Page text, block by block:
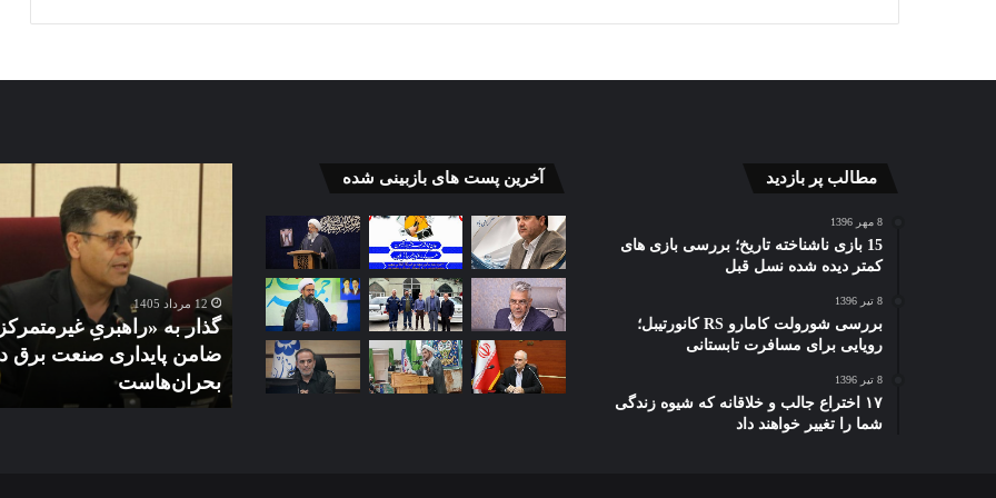
مطالب پر بازدید
8 مهر 1396
15 بازی ناشناخته تاریخ؛ بررسی بازی های
کمتر دیده شده نسل قبل
8 تیر 1396
بررسی شورولت کامارو RS کانورتیبل؛
رویایی برای مسافرت تابستانی
8 تیر 1396
۱۷ اختراع جالب و خلاقانه که شیوه زندگی
شما را تغییر خواهند داد
آخرین پست های بازبینی شده
دستاوردهای
کشاورزی
هیبرید فراهم
پیام
مدیرعامل
شرکت
آب
فاضلاب
استان
مناسبت
۱۷
پیام تبریک مدیرعامل شرکت آب و
فاضلاب استان البرز به مناسبت
دولت
بخش
خصوصی
برای
رفع
موانع
تولید
و
توسعه
13 مرداد 1405
دولت از بخش خصوصی برای رفع
موانع تولید و توسعه تجارت با
همسایگان حمایت می‌کند
«راهبریِ
پایداری
صنعت
برق
در
برابر
بحران‌هاست
12 مرداد 1405
گذار به «راهبریِ
ضامن پایداری صنعت برق
بحران‌هاست